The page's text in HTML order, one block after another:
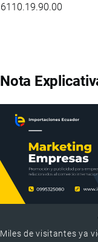
6110.19.90.00
Nota
Miles de visitantes ya